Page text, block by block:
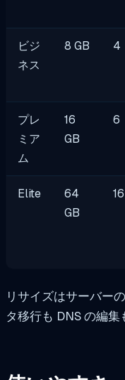
ビジ
ネス
8 GB 4
プレ
ミア
ム
16
GB
6
Elite
64
GB
16
リサイズはサーバー
タ移行も DNS の編集